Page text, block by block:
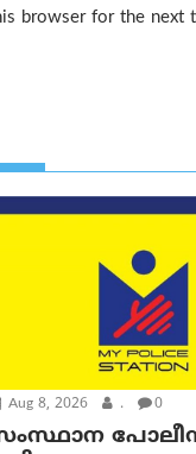
browser for the next
Aug 8, 2026 . 0